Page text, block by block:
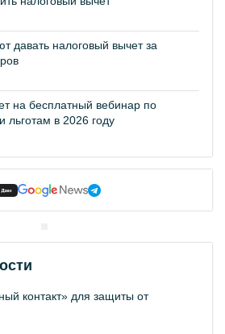
давать налоговый вычет за
на бесплатный вебинар по
льготам в 2026 году
контакт» для защиты от